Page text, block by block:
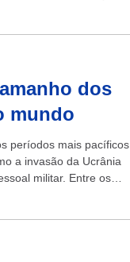
dos
mundo
períodos mais pacíficos
a invasão da Ucrânia
militar. Entre os